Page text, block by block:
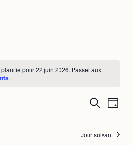
pour 22 juin 2026. Passer aux
.
et
Recherche
de
Jour
Jour suivant